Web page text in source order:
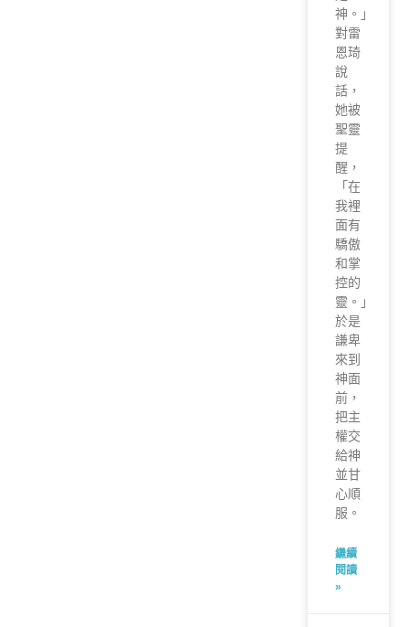
神。」
對雷
恩琦
說
話，
她被
聖靈
提
醒，
「在
我裡
面有
驕傲
和掌
控的
靈。」
於是
謙卑
來到
神面
前，
把主
權交
給神
並甘
心順
服。
繼續
閱讀
»